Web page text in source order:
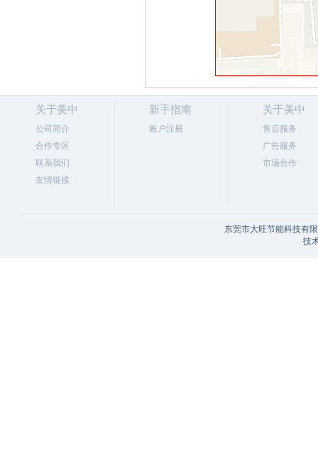
关于美中
公司简介
合作专区
联系我们
友情链接
新手指南
账户注册
关于美中
售后服务
广告服务
市场合作
东莞市大旺节能科技有
技